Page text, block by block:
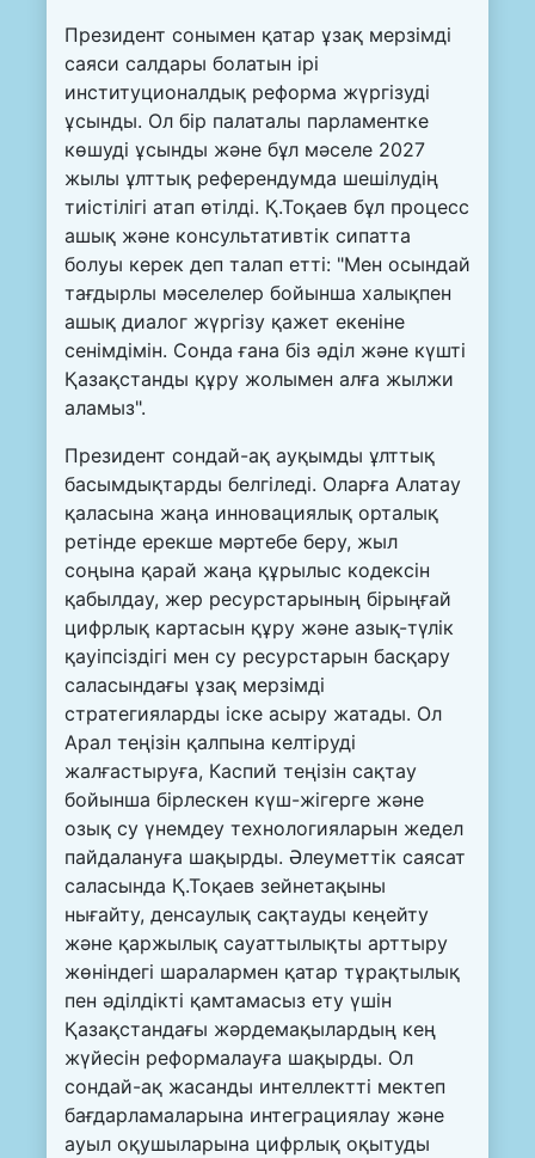
Президент сонымен қатар ұзақ мерзімді
саяси салдары болатын ірі
институционалдық реформа жүргізуді
ұсынды. Ол бір палаталы парламентке
көшуді ұсынды және бұл мәселе 2027
жылы ұлттық референдумда шешілудің
тиістілігі атап өтілді. Қ.Тоқаев бұл процесс
ашық және консультативтік сипатта
болуы керек деп талап етті: "Мен осындай
тағдырлы мәселелер бойынша халықпен
ашық диалог жүргізу қажет екеніне
сенімдімін. Сонда ғана біз әділ және күшті
Қазақстанды құру жолымен алға жылжи
аламыз".
Президент сондай-ақ ауқымды ұлттық
басымдықтарды белгіледі. Оларға Алатау
қаласына жаңа инновациялық орталық
ретінде ерекше мәртебе беру, жыл
соңына қарай жаңа құрылыс кодексін
қабылдау, жер ресурстарының бірыңғай
цифрлық картасын құру және азық-түлік
қауіпсіздігі мен су ресурстарын басқару
саласындағы ұзақ мерзімді
стратегияларды іске асыру жатады. Ол
Арал теңізін қалпына келтіруді
жалғастыруға, Каспий теңізін сақтау
бойынша бірлескен күш-жігерге және
озық су үнемдеу технологияларын жедел
пайдалануға шақырды. Әлеуметтік саясат
саласында Қ.Тоқаев зейнетақыны
нығайту, денсаулық сақтауды кеңейту
және қаржылық сауаттылықты арттыру
жөніндегі шаралармен қатар тұрақтылық
пен әділдікті қамтамасыз ету үшін
Қазақстандағы жәрдемақылардың кең
жүйесін реформалауға шақырды. Ол
сондай-ақ жасанды интеллектті мектеп
бағдарламаларына интеграциялау және
ауыл оқушыларына цифрлық оқытуды